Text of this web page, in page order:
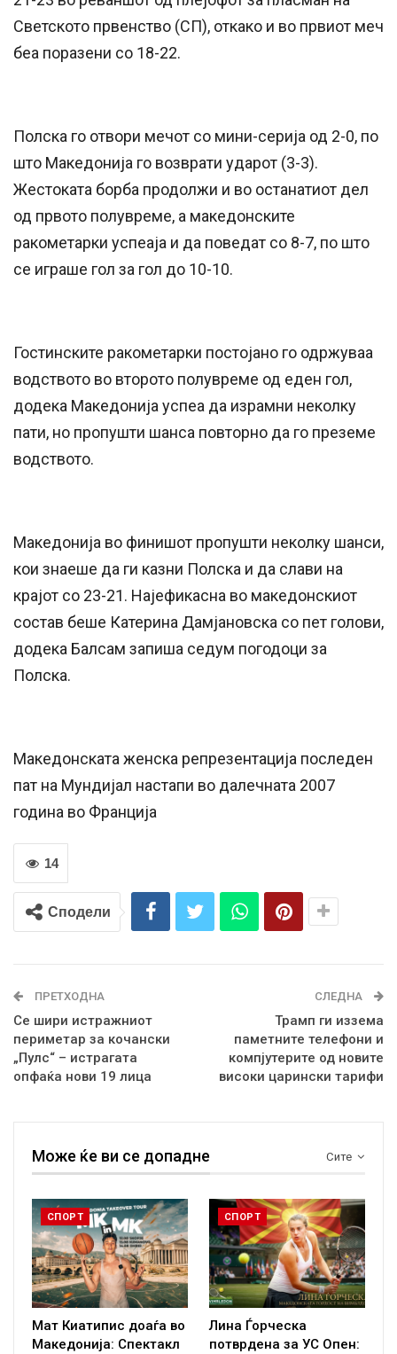
Светското првенство (СП), откако и во првиот меч
беа поразени со 18-22.
Полска го отвори мечот со мини-серија од 2-0, по
што Македонија го возврати ударот (3-3).
Жестоката борба продолжи и во останатиот дел
од првото полувреме, а македонските
ракометарки успеаја и да поведат со 8-7, по што
се играше гол за гол до 10-10.
Гостинските ракометарки постојано го одржуваа
водството во второто полувреме од еден гол,
додека Македонија успеа да израмни неколку
пати, но пропушти шанса повторно да го преземе
водството.
Македонија во финишот пропушти неколку шанси,
кои знаеше да ги казни Полска и да слави на
крајот со 23-21. Најефикасна во македонскиот
состав беше Катерина Дамјановска со пет голови,
додека Балсам запиша седум погодоци за
Полска.
Македонската женска репрезентација последен
пат на Мундијал настапи во далечната 2007
година во Франција
14
Сподели
ПРЕТХОДНА
Се шири истражниот
периметар за кочански
„Пулс“ – истрагата
опфаќа нови 19 лица
СЛЕДНА
Трамп ги иззема
паметните телефони и
компјутерите од новите
високи царински тарифи
Сите
Може ќе ви се допадне
СПОРТ
Мат Киатипис доаѓа во
Македонија: Спектакл
СПОРТ
Лина Ѓорческа
потврдена за УС Опен: